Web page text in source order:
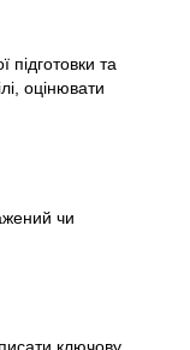
підготовки та
оцінювати
чи